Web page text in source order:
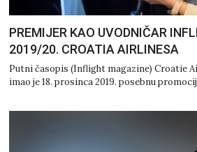
PREMIJER KAO UVODNIČAR
2019/20. CROATIA AIRLINESA
Putni časopis (Inflight magazine) Croatie
imao je 18. prosinca 2019. posebnu